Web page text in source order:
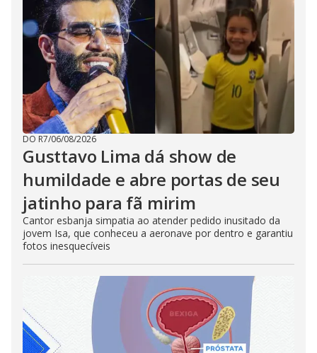
DO R7/06/08/2026
Gusttavo Lima dá show de
humildade e abre portas de seu
jatinho para fã mirim
Cantor esbanja simpatia ao atender pedido inusitado da
jovem Isa, que conheceu a aeronave por dentro e garantiu
fotos inesquecíveis